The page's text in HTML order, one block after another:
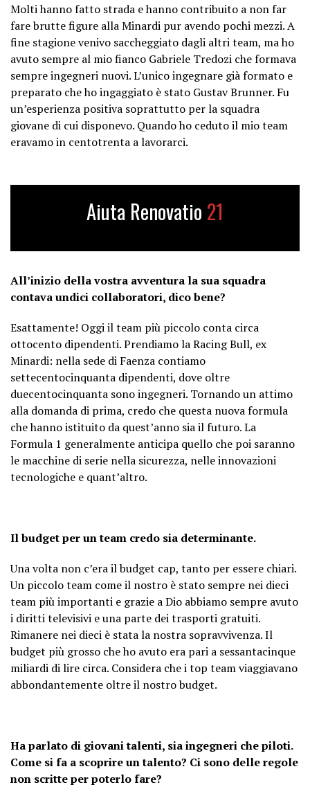
Molti hanno fatto strada e hanno contribuito a non far
fare brutte figure alla Minardi pur avendo pochi mezzi. A
fine stagione venivo saccheggiato dagli altri team, ma ho
avuto sempre al mio fianco Gabriele Tredozi che formava
sempre ingegneri nuovi. L’unico ingegnare già formato e
preparato che ho ingaggiato è stato Gustav Brunner. Fu
un’esperienza positiva soprattutto per la squadra
giovane di cui disponevo. Quando ho ceduto il mio team
eravamo in centotrenta a lavorarci.
Aiuta Renovatio 21
All’inizio della vostra avventura la sua squadra
contava undici collaboratori, dico bene?
Esattamente! Oggi il team più piccolo conta circa
ottocento dipendenti. Prendiamo la Racing Bull, ex
Minardi: nella sede di Faenza contiamo
settecentocinquanta dipendenti, dove oltre
duecentocinquanta sono ingegneri. Tornando un attimo
alla domanda di prima, credo che questa nuova formula
che hanno istituito da quest’anno sia il futuro. La
Formula 1 generalmente anticipa quello che poi saranno
le macchine di serie nella sicurezza, nelle innovazioni
tecnologiche e quant’altro.
Il budget per un team credo sia determinante.
Una volta non c’era il budget cap, tanto per essere chiari.
Un piccolo team come il nostro è stato sempre nei dieci
team più importanti e grazie a Dio abbiamo sempre avuto
i diritti televisivi e una parte dei trasporti gratuiti.
Rimanere nei dieci è stata la nostra sopravvivenza. Il
budget più grosso che ho avuto era pari a sessantacinque
miliardi di lire circa. Considera che i top team viaggiavano
abbondantemente oltre il nostro budget.
Ha parlato di giovani talenti, sia ingegneri che piloti.
Come si fa a scoprire un talento? Ci sono delle regole
non scritte per poterlo fare?